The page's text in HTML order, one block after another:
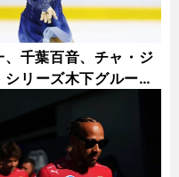
千葉百音、チャ・ジ
リーズ木下グループ